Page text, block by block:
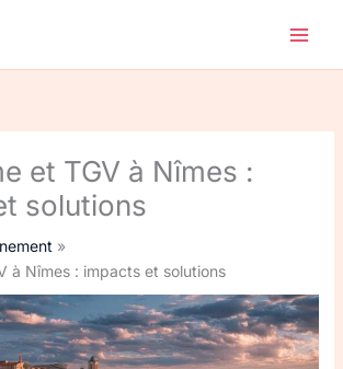
et TGV à Nîmes :
solutions
à Nîmes : impacts et solutions